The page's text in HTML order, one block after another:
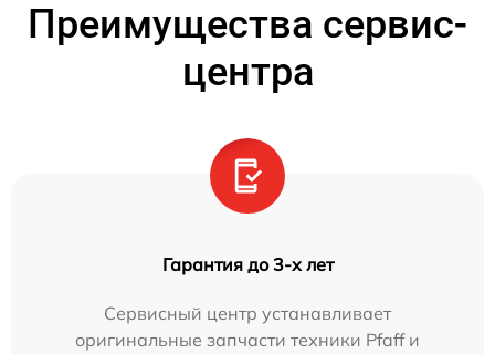
Преимущества сервис-
центра
Гарантия до 3-х лет
Сервисный центр устанавливает
оригинальные запчасти техники Pfaff и